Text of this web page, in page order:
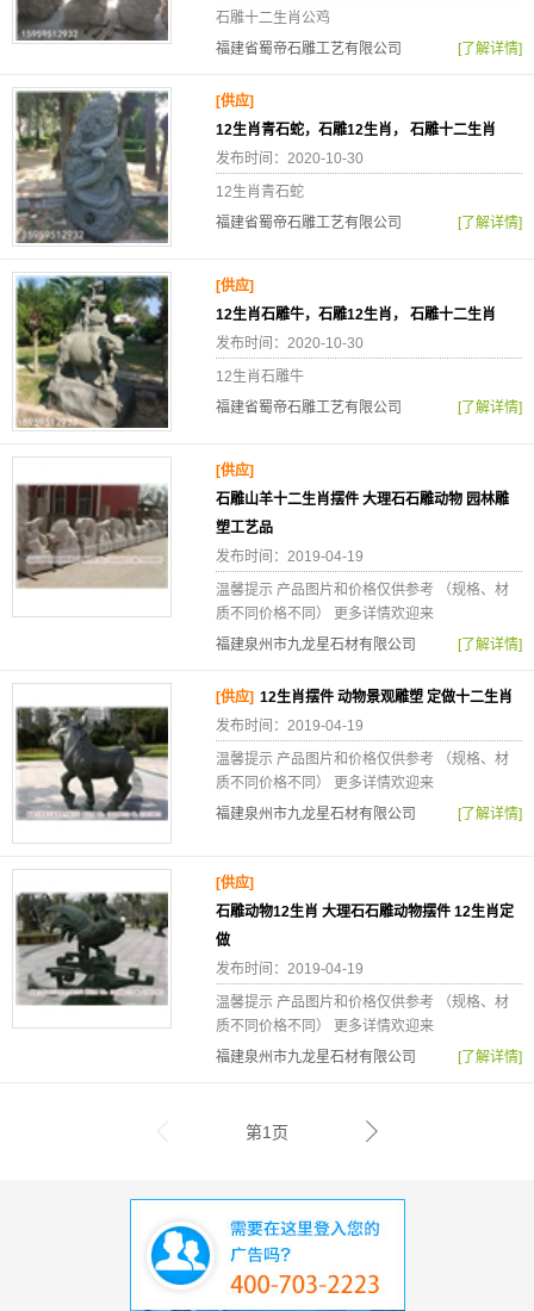
石雕十二生肖公鸡
福建省蜀帝石雕工艺有限公司
[了解详情]
[供应]
12生肖青石蛇，石雕12生肖， 石雕十二生肖
发布时间：2020-10-30
12生肖青石蛇
福建省蜀帝石雕工艺有限公司
[了解详情]
[供应]
12生肖石雕牛，石雕12生肖， 石雕十二生肖
发布时间：2020-10-30
12生肖石雕牛
福建省蜀帝石雕工艺有限公司
[了解详情]
[供应]
石雕山羊十二生肖摆件 大理石石雕动物 园林雕
塑工艺品
发布时间：2019-04-19
温馨提示 产品图片和价格仅供参考 （规格、材
质不同价格不同） 更多详情欢迎来
福建泉州市九龙星石材有限公司
[了解详情]
[供应] 12生肖摆件 动物景观雕塑 定做十二生肖
发布时间：2019-04-19
温馨提示 产品图片和价格仅供参考 （规格、材
质不同价格不同） 更多详情欢迎来
福建泉州市九龙星石材有限公司
[了解详情]
[供应]
石雕动物12生肖 大理石石雕动物摆件 12生肖定
做
发布时间：2019-04-19
温馨提示 产品图片和价格仅供参考 （规格、材
质不同价格不同） 更多详情欢迎来
福建泉州市九龙星石材有限公司
[了解详情]
第1页